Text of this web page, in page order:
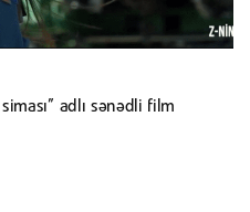
adlı sənədli film